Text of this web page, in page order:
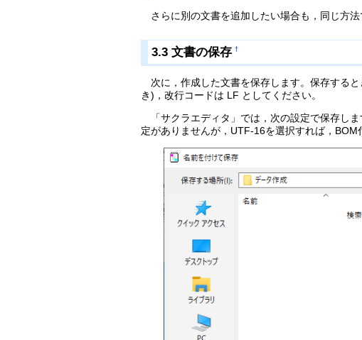
さらに別の文書を追加したい場合も，同じ方法
3.3 文書の保存 †
次に，作成した文書を保存します。保存する
き)，改行コードは LF としてください。
「サクラエディタ」では，次の設定で保存し
定がありませんが，UTF-16を選択すれば，BOM